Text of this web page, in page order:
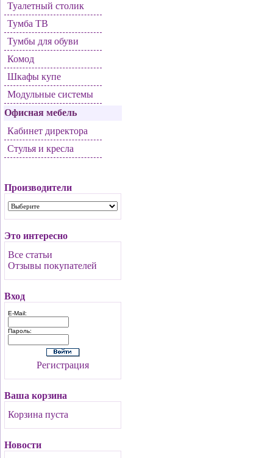
Туалетный столик
Тумба ТВ
Тумбы для обуви
Комод
Шкафы купе
Модульные системы
Офисная мебель
Кабинет директора
Стулья и кресла
Производители
Это интересно
Все статьи
Отзывы покупателей
Вход
E-Mail:
Пароль:
Регистрация
Ваша корзина
Корзина пуста
Новости